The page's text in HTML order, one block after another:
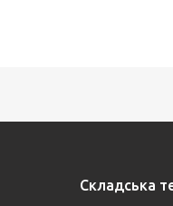
Складська